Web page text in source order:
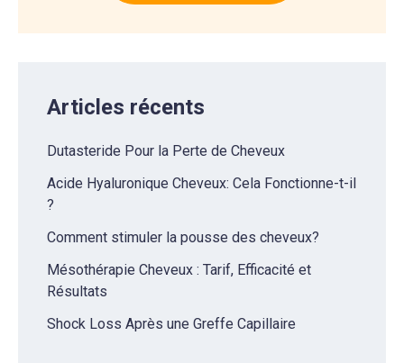
Articles récents
Dutasteride Pour la Perte de Cheveux
Acide Hyaluronique Cheveux: Cela Fonctionne-t-il
?
Comment stimuler la pousse des cheveux?
Mésothérapie Cheveux : Tarif, Efficacité et
Résultats
Shock Loss Après une Greffe Capillaire